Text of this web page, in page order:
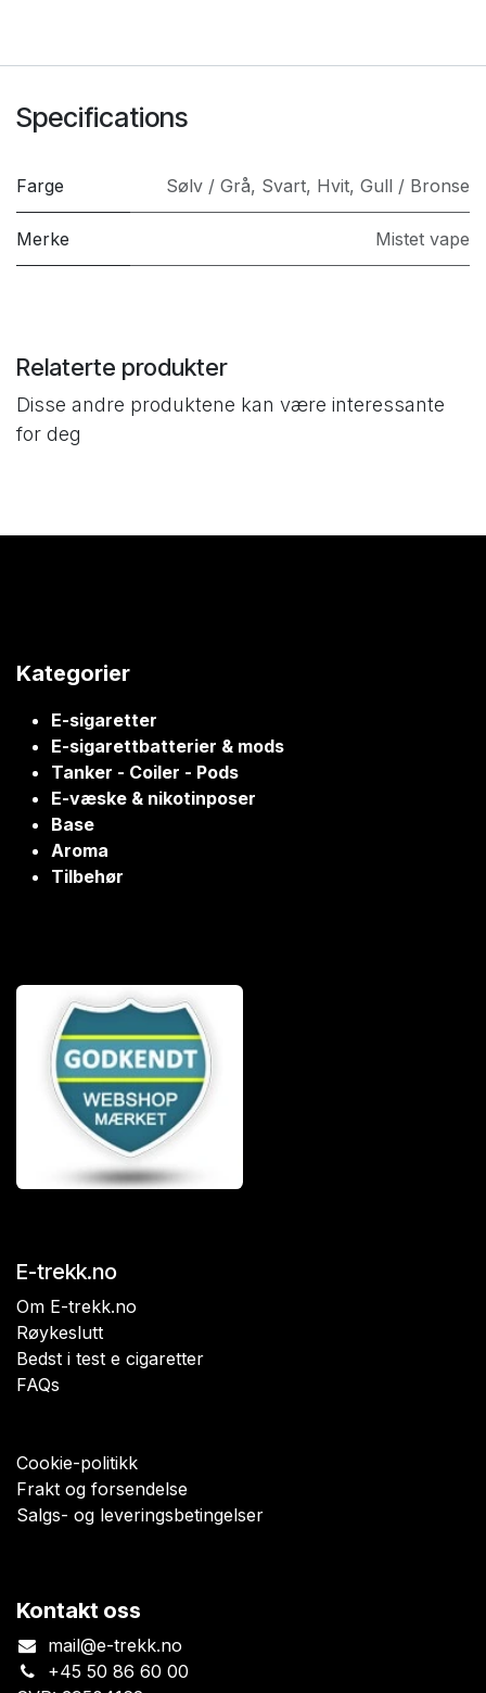
Specifications
Farge Sølv / Grå, Svart, Hvit, Gull / Bronse
Merke Mistet vape
Relaterte produkter
Disse andre produktene kan være interessante
for deg
Kategorier
E-sigaretter
E-sigarettbatterier & mods
Tanker - Coiler - Pods
E-væske & nikotinposer
Base
Aroma
Tilbehør
E-trekk.no
Om E-trekk.no
Røykeslutt
Bedst i test e cigaretter
FAQs
Cookie-politikk
Frakt og forsendelse
Salgs- og leveringsbetingelser
Kontakt oss
mail@e-trekk.no
+45 50 86 60 00